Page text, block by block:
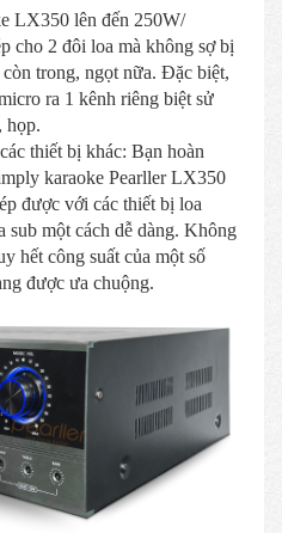
LX350 lên đến 250W/
cho 2 đôi loa mà không sợ bị
trong, ngọt nữa. Đặc biệt,
ra 1 kênh riêng biệt sử
họp.
thiết bị khác: Bạn hoàn
karaoke Pearller LX350
được với các thiết bị loa
sub một cách dễ dàng. Không
hết công suất của một số
được ưa chuộng.